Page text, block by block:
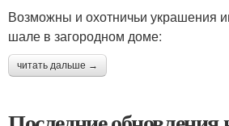
Возможны и охотничьи украшения
шале в загородном доме:
читать дальше →